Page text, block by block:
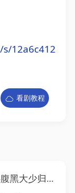
12a6c412
看剧教程
来（71集）